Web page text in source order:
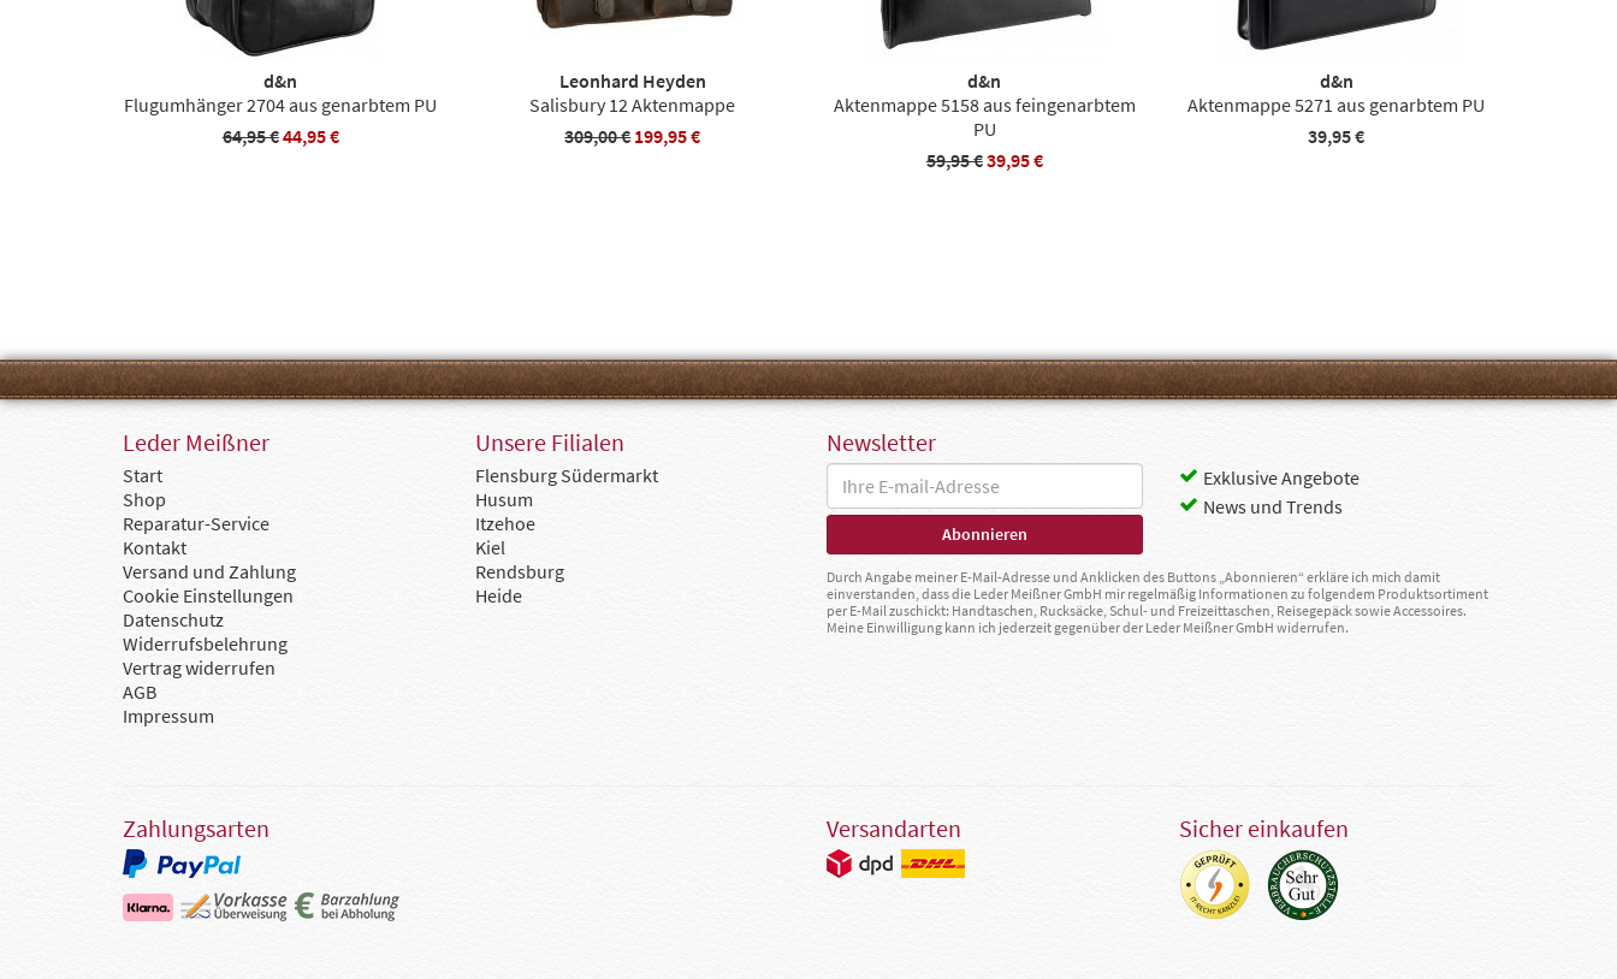
d&n
Flugumhänger 2704 aus genarbtem PU
64,95 €44,95 €
Leonhard Heyden
Salisbury 12 Aktenmappe
309,00 €199,95 €
d&n
Aktenmappe 5158 aus feingenarbtem
PU
59,95 €39,95 €
d&n
Aktenmappe 5271 aus genarbtem PU
39,95 €
Leder Meißner
Start
Shop
Reparatur-Service
Kontakt
Versand und Zahlung
Cookie Einstellungen
Datenschutz
Widerrufsbelehrung
Vertrag widerrufen
AGB
Impressum
Unsere Filialen
Flensburg Südermarkt
Husum
Itzehoe
Kiel
Rendsburg
Heide
Newsletter
Exklusive Angebote
News und Trends
Durch Angabe meiner E-Mail-Adresse und Anklicken des Buttons „Abonnieren“ erkläre ich mich damit
einverstanden, dass die Leder Meißner GmbH mir regelmäßig Informationen zu folgendem Produktsortiment
per E-Mail zuschickt: Handtaschen, Rucksäcke, Schul- und Freizeittaschen, Reisegepäck sowie Accessoires.
Meine Einwilligung kann ich jederzeit gegenüber der Leder Meißner GmbH widerrufen.
Zahlungsarten Versandarten Sicher einkaufen